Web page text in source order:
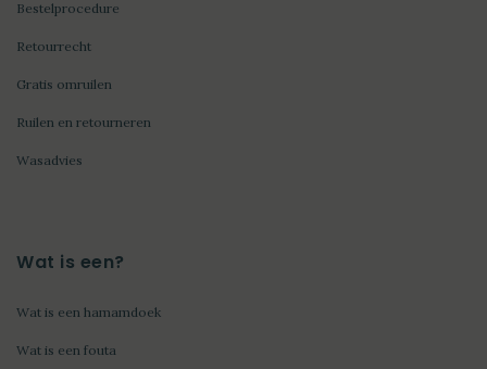
Bestelprocedure
Retourrecht
Gratis omruilen
Ruilen en retourneren
Wasadvies
Wat is een?
Wat is een hamamdoek
Wat is een fouta